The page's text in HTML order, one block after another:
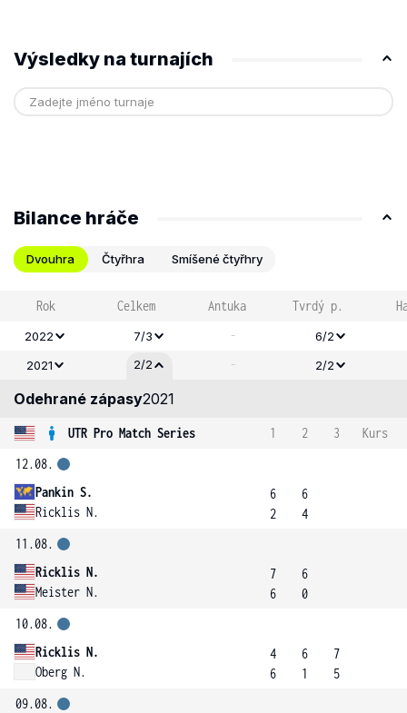
Výsledky na turnajích
Bilance hráče
Dvouhra Čtyřhra Smíšené čtyřhry
Rok Celkem Antuka Tvrdý p.
2022 7/3 -
6/2
2021
2/2 - 2/2
Odehrané zápasy2021
UTR Pro Match Series 1 2 3
Kurs
12.08.
Pankin S.
Ricklis N.
6
2
6
4
11.08.
Ricklis N.
Meister N.
7
6
6
0
10.08.
Ricklis N.
Oberg N.
4
6
6
1
7
5
09.08.